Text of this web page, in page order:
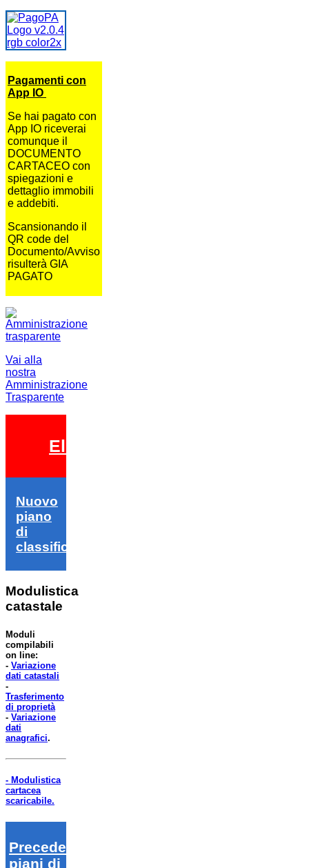
Pagamenti con
App IO
Se hai pagato con
App IO riceverai
comunque il
DOCUMENTO
CARTACEO con
spiegazioni e
dettaglio immobili
e addebiti.
Scansionando il
QR code del
Documento/Avviso
risulterà GIA
PAGATO
Vai alla
nostra
Amministrazione
Trasparente
Elezioni 2026
Nuovo
piano
di
classifica
Modulistica
catastale
Moduli
compilabili
on line:
- Variazione
dati catastali
-
Trasferimento
di proprietà
- Variazione
dati
anagrafici.
- Modulistica
cartacea
scaricabile.
Precedenti
piani di